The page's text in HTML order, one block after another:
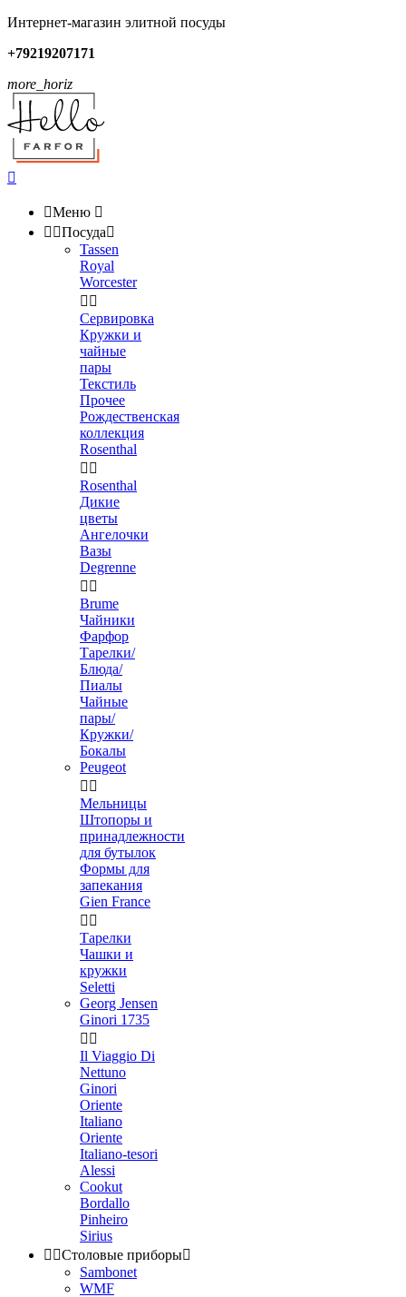
Интернет-магазин элитной посуды
+79219207171
more_horiz

Меню 
 Посуда
Tassen
Royal
Worcester
 
Сервировка
Кружки и
чайные
пары
Текстиль
Прочее
Рождественская
коллекция
Rosenthal
 
Rosenthal
Дикие
цветы
Ангелочки
Вазы
Degrenne
 
Brume
Чайники
Фарфор
Тарелки/
Блюда/
Пиалы
Чайные
пары/
Кружки/
Бокалы
Peugeot
 
Мельницы
Штопоры и
принадлежности
для бутылок
Формы для
запекания
Gien France
 
Тарелки
Чашки и
кружки
Seletti
Georg Jensen
Ginori 1735
 
Il Viaggio Di
Nettuno
Ginori
Oriente
Italiano
Oriente
Italiano-tesori
Alessi
Cookut
Bordallo
Pinheiro
Sirius
 Столовые приборы
Sambonet
WMF